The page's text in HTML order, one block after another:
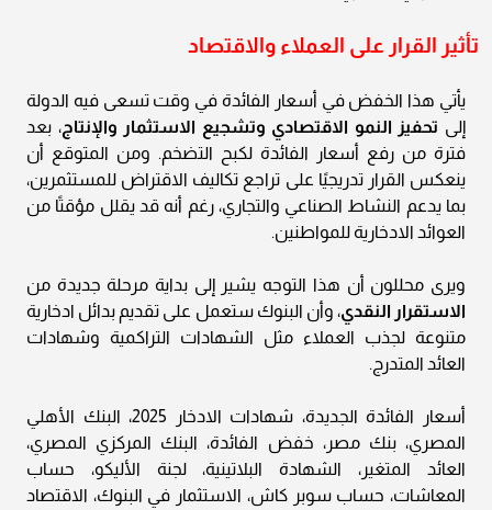
تأثير القرار على العملاء والاقتصاد
يأتي هذا الخفض في أسعار الفائدة في وقت تسعى فيه الدولة
إلى تحفيز النمو الاقتصادي وتشجيع الاستثمار والإنتاج، بعد
فترة من رفع أسعار الفائدة لكبح التضخم. ومن المتوقع أن
ينعكس القرار تدريجيًا على تراجع تكاليف الاقتراض للمستثمرين،
بما يدعم النشاط الصناعي والتجاري، رغم أنه قد يقلل مؤقتًا من
العوائد الادخارية للمواطنين.
ويرى محللون أن هذا التوجه يشير إلى بداية مرحلة جديدة من
الاستقرار النقدي، وأن البنوك ستعمل على تقديم بدائل ادخارية
متنوعة لجذب العملاء مثل الشهادات التراكمية وشهادات
العائد المتدرج.
أسعار الفائدة الجديدة، شهادات الادخار 2025، البنك الأهلي
المصري، بنك مصر، خفض الفائدة، البنك المركزي المصري،
العائد المتغير، الشهادة البلاتينية، لجنة الأليكو، حساب
المعاشات، حساب سوبر كاش، الاستثمار في البنوك، الاقتصاد